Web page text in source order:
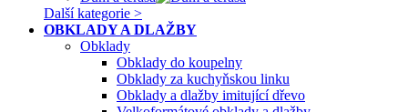
Další kategorie >
OBKLADY A DLAŽBY
Obklady
Obklady do koupelny
Obklady za kuchyňskou linku
Obklady a dlažby imitující dřevo